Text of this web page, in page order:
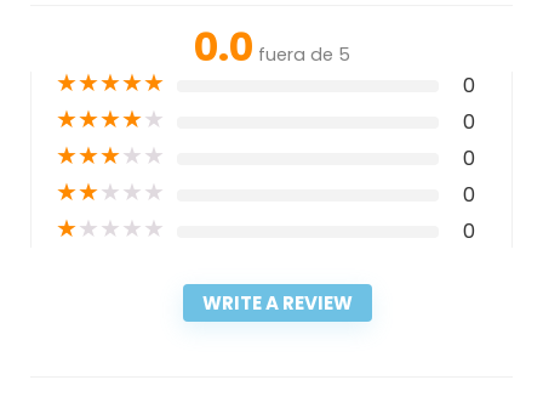
0.0 fuera de 5
★★★★★ 0
★★★★★ 0
★★★★★ 0
★★★★★ 0
★★★★★ 0
WRITE A REVIEW